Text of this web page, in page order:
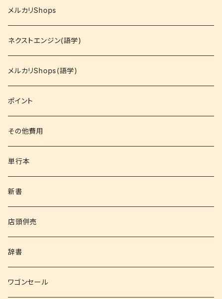
就活
資格
コミック
文庫
その他書籍
書籍以外
メルカリShops
ネクストエンジン(語学)
メルカリShops(語学)
ポイント
その他費用
単行本
新書
店頭併売
辞書
ワゴンセール